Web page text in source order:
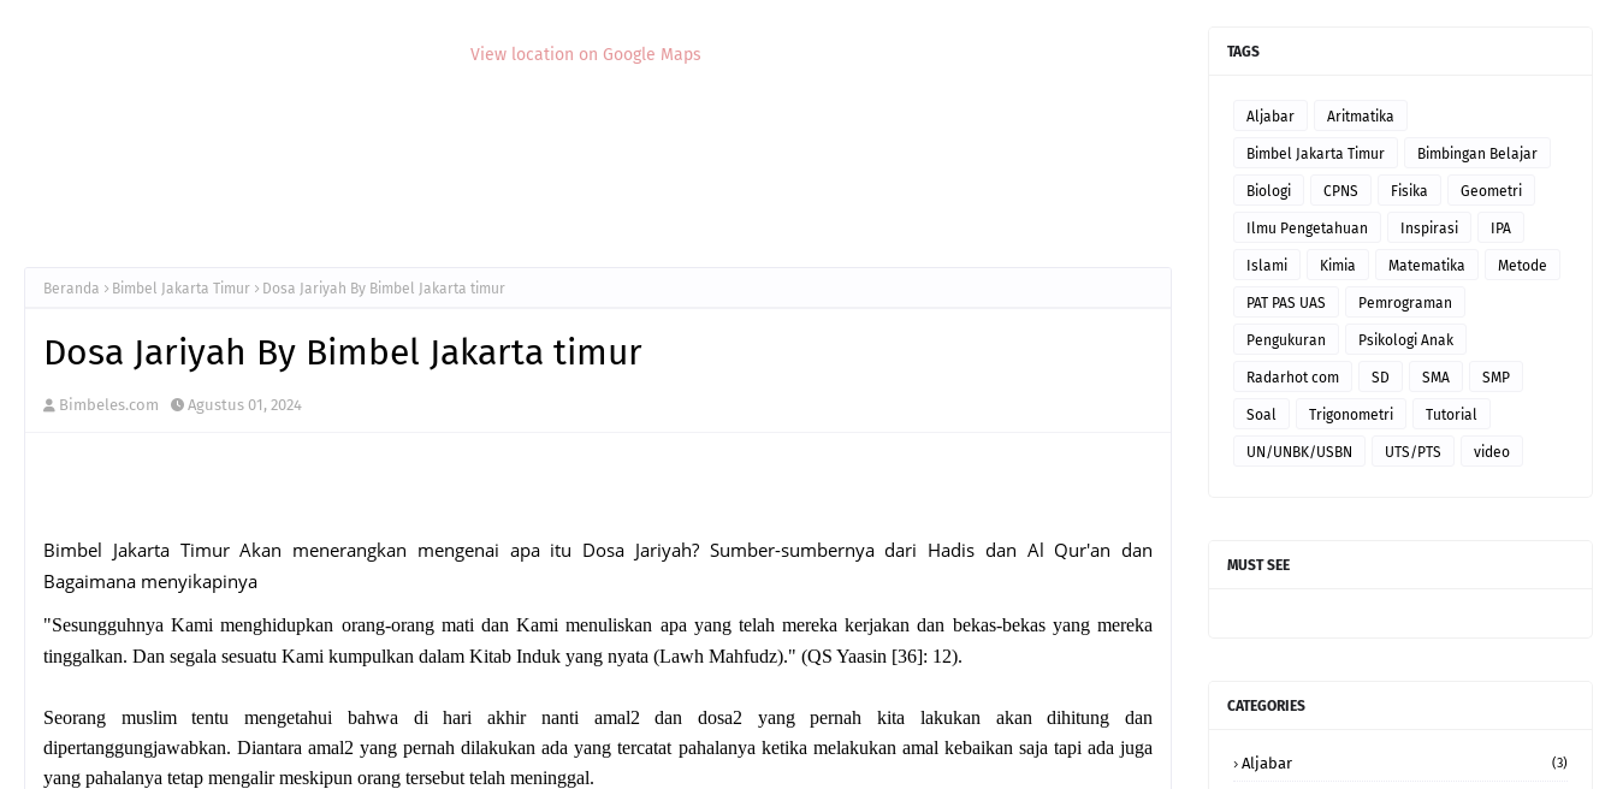
View location on Google Maps
Beranda Bimbel Jakarta Timur Dosa Jariyah By Bimbel Jakarta timur
Dosa Jariyah By Bimbel Jakarta timur
Bimbeles.com Agustus 01, 2024
Bimbel Jakarta Timur Akan menerangkan mengenai apa itu Dosa Jariyah? Sumber-sumbernya dari Hadis dan Al Qur'an dan
Bagaimana menyikapinya
"Sesungguhnya Kami menghidupkan orang-orang mati dan Kami menuliskan apa yang telah mereka kerjakan dan bekas-bekas yang mereka
tinggalkan. Dan segala sesuatu Kami kumpulkan dalam Kitab Induk yang nyata (Lawh Mahfudz)." (QS Yaasin [36]: 12).
Seorang muslim tentu mengetahui bahwa di hari akhir nanti amal2 dan dosa2 yang pernah kita lakukan akan dihitung dan
dipertanggungjawabkan. Diantara amal2 yang pernah dilakukan ada yang tercatat pahalanya ketika melakukan amal kebaikan saja tapi ada juga
yang pahalanya tetap mengalir meskipun orang tersebut telah meninggal.
TAGS
Aljabar Aritmatika
Bimbel Jakarta Timur Bimbingan Belajar
Biologi CPNS Fisika Geometri
Ilmu Pengetahuan Inspirasi IPA
Islami Kimia Matematika Metode
PAT PAS UAS Pemrograman
Pengukuran Psikologi Anak
Radarhot com SD SMA SMP
Soal Trigonometri Tutorial
UN/UNBK/USBN UTS/PTS video
MUST SEE
CATEGORIES
Aljabar (3)